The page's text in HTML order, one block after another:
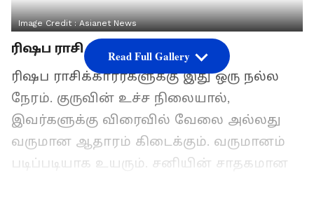
Image Credit :Asianet News
ரிஷப ராசி
ரிஷப ராசிக்காரர்களுக்கு இது ஒரு நல்ல
நேரம். குருவின் உச்ச நிலையால்,
இவர்களுக்கு விரைவில் வேலை அல்லது
வருமான ஆதாரம் கிடைக்கும். வருமானம்
படிப்படியாக உயரும். சனியின் சாதகமான
Read Full Gallery